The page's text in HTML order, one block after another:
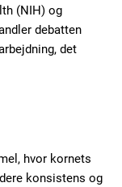
(NIH) og
debatten
det
hvor kornets
konsistens og